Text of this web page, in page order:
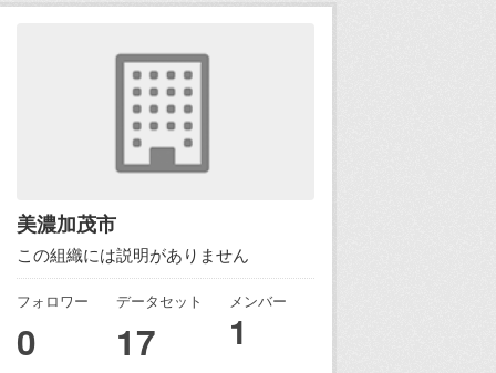
美濃加茂市
この組織には説明がありません
フォロワー
0
データセット
17
メンバー
1